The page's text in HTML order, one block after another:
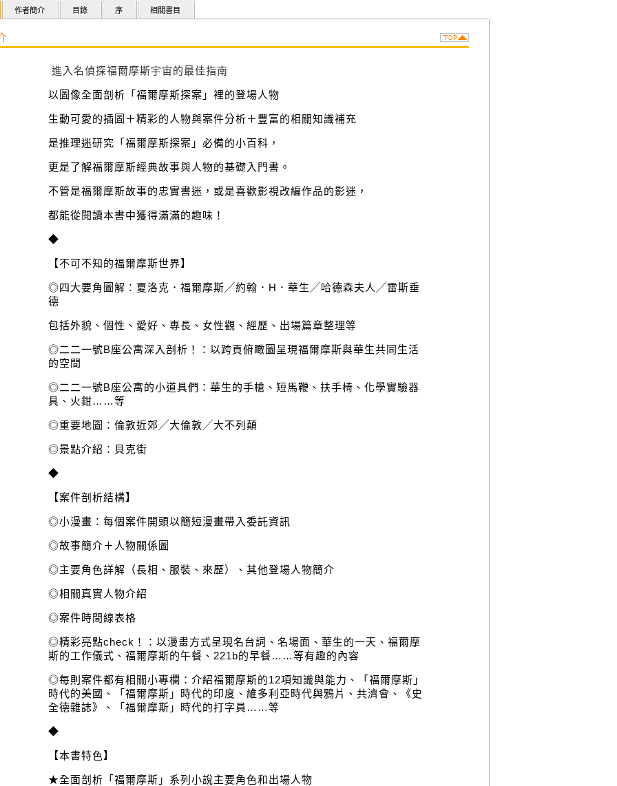
作者簡介 目錄 序 相關書目
進入名偵探福爾摩斯宇宙的最佳指南
以圖像全面剖析「福爾摩斯探案」裡的登場人物
生動可愛的插圖＋精彩的人物與案件分析＋豐富的相關知識補充
是推理迷研究「福爾摩斯探案」必備的小百科，
更是了解福爾摩斯經典故事與人物的基礎入門書。
不管是福爾摩斯故事的忠實書迷，或是喜歡影視改編作品的影迷，
都能從閱讀本書中獲得滿滿的趣味！
◆
【不可不知的福爾摩斯世界】
◎四大要角圖解：夏洛克．福爾摩斯╱約翰．H．華生╱哈德森夫人╱雷斯垂
德
包括外貌、個性、愛好、專長、女性觀、經歷、出場篇章整理等
◎二二一號B座公寓深入剖析！：以跨頁俯瞰圖呈現福爾摩斯與華生共同生活
的空間
◎二二一號B座公寓的小道具們：華生的手槍、短馬鞭、扶手椅、化學實驗器
具、火鉗……等
◎重要地圖：倫敦近郊╱大倫敦╱大不列顛
◎景點介紹：貝克街
◆
【案件剖析結構】
◎小漫畫：每個案件開頭以簡短漫畫帶入委託資訊
◎故事簡介＋人物關係圖
◎主要角色詳解（長相、服裝、來歷）、其他登場人物簡介
◎相關真實人物介紹
◎案件時間線表格
◎精彩亮點check！：以漫畫方式呈現名台詞、名場面、華生的一天、福爾摩
斯的工作儀式、福爾摩斯的午餐、221b的早餐……等有趣的內容
◎每則案件都有相關小專欄：介紹福爾摩斯的12項知識與能力、「福爾摩斯」
時代的美國、「福爾摩斯」時代的印度、維多利亞時代與鴉片、共濟會、《史
全德雜誌》、「福爾摩斯」時代的打字員……等
◆
【本書特色】
★全面剖析「福爾摩斯」系列小說主要角色和出場人物